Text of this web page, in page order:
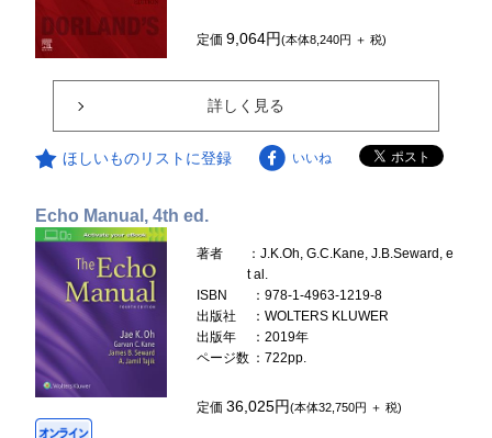
定価9,064円(本体8,240円 ＋ 税)
詳しく見る
ほしいものリストに登録 いいね
Echo Manual, 4th ed.
著者
：J.K.Oh, G.C.Kane, J.B.Seward, e
t al.
ISBN
：978-1-4963-1219-8
出版社
：WOLTERS KLUWER
出版年
：2019年
ページ数 ：722pp.
定価36,025円(本体32,750円 ＋ 税)